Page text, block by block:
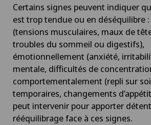
Certains signes peuvent indiquer
est trop tendue ou en déséquilibre
(tensions musculaires, maux de
troubles du sommeil ou digestifs),
émotionnellement (anxiété,
mentale, difficultés de
comportementalement (repli sur
temporaires, changements
peut intervenir pour apporter
rééquilibrage face à ces signes.